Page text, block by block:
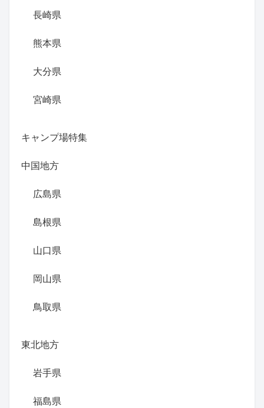
長崎県
熊本県
大分県
宮崎県
キャンプ場特集
中国地方
広島県
島根県
山口県
岡山県
鳥取県
東北地方
岩手県
福島県